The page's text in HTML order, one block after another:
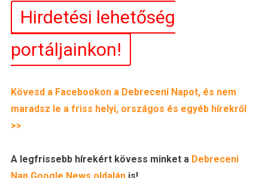
Hirdetési lehetőség
portáljainkon!
Kövesd a Facebookon a Debreceni Napot, és nem
maradsz le a friss helyi, országos és egyéb hírekről
>>
A legfrissebb hírekért kövess minket a Debreceni